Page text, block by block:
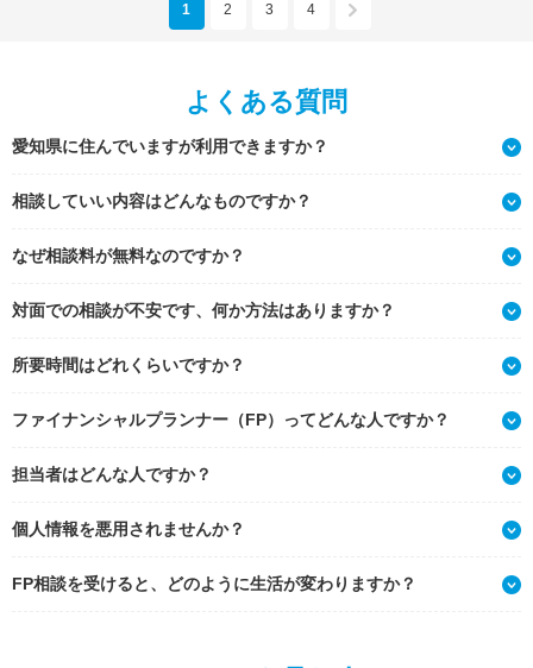
1 2 3 4
よくある質問
愛知県に住んでいますが利用できますか？
相談していい内容はどんなものですか？
なぜ相談料が無料なのですか？
対面での相談が不安です、何か方法はありますか？
所要時間はどれくらいですか？
ファイナンシャルプランナー（FP）ってどんな人ですか？
担当者はどんな人ですか？
個人情報を悪用されませんか？
FP相談を受けると、どのように生活が変わりますか？